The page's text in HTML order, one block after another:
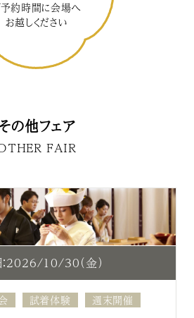
約時間に会場へ
お越しください
の他フェア
FAIR
2026/10/30（金）
試着体験 週末開催